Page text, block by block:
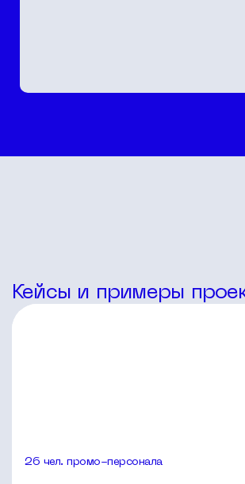
Кейсы и примеры
26 чел. промо-персонала